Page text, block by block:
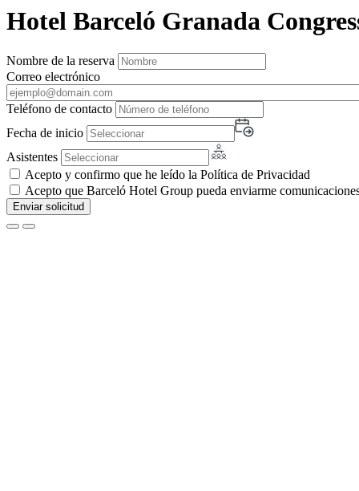
Hotel Barceló Granada
Nombre de la reserva
Correo electrónico
Teléfono de contacto
Fecha de inicio
Asistentes
Acepto y confirmo que he leído la Política de Privacidad
Acepto que Barceló Hotel Group pueda enviarme
Enviar solicitud